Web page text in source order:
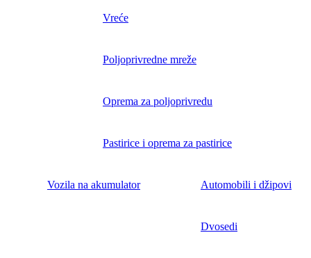
Vreće
Poljoprivredne mreže
Oprema za poljoprivredu
Pastirice i oprema za pastirice
Vozila na akumulator Automobili i džipovi
Dvosedi